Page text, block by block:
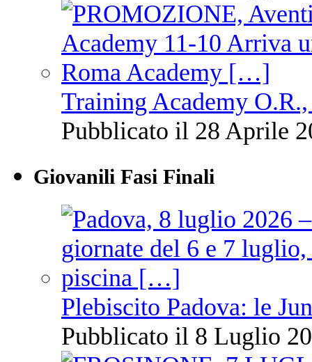
Training Academy
Pubblicato il 28 Aprile
Giovanili Fasi Finali
Plebiscito Padova: le
Pubblicato il 8 Luglio